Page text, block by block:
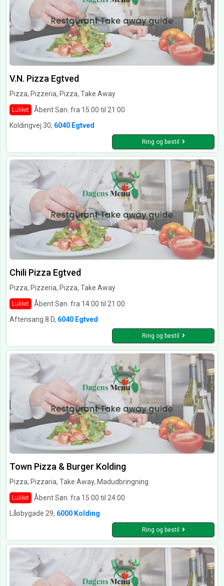
V.N. Pizza Egtved
Pizza, Pizzeria, Pizza, Take Away
Lukket
Åbent Søn. fra 15:00 til 21:00
Koldingvej 30, 6040 Egtved
Ring og bestil
Chili Pizza Egtved
Pizza, Pizzeria, Pizza, Take Away
Lukket
Åbent Søn. fra 14:00 til 21:00
Aftensang 8 D, 6040 Egtved
Ring og bestil
Town Pizza & Burger Kolding
Pizza, Pizzaria, Take Away, Madudbringning
Lukket
Åbent Søn. fra 15:00 til 24:00
Låsbygade 29, 6000 Kolding
Ring og bestil